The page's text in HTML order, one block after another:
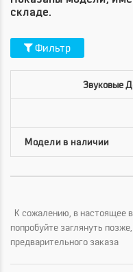
складе.
Фильтр
Звуковые
К сожалению, в настоящее
попробуйте заглянуть
предварительного заказа